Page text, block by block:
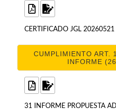
CERTIFICADO JGL
CUMPLIMIENTO ART.
INFORME
31 INFORME PROPUESTA